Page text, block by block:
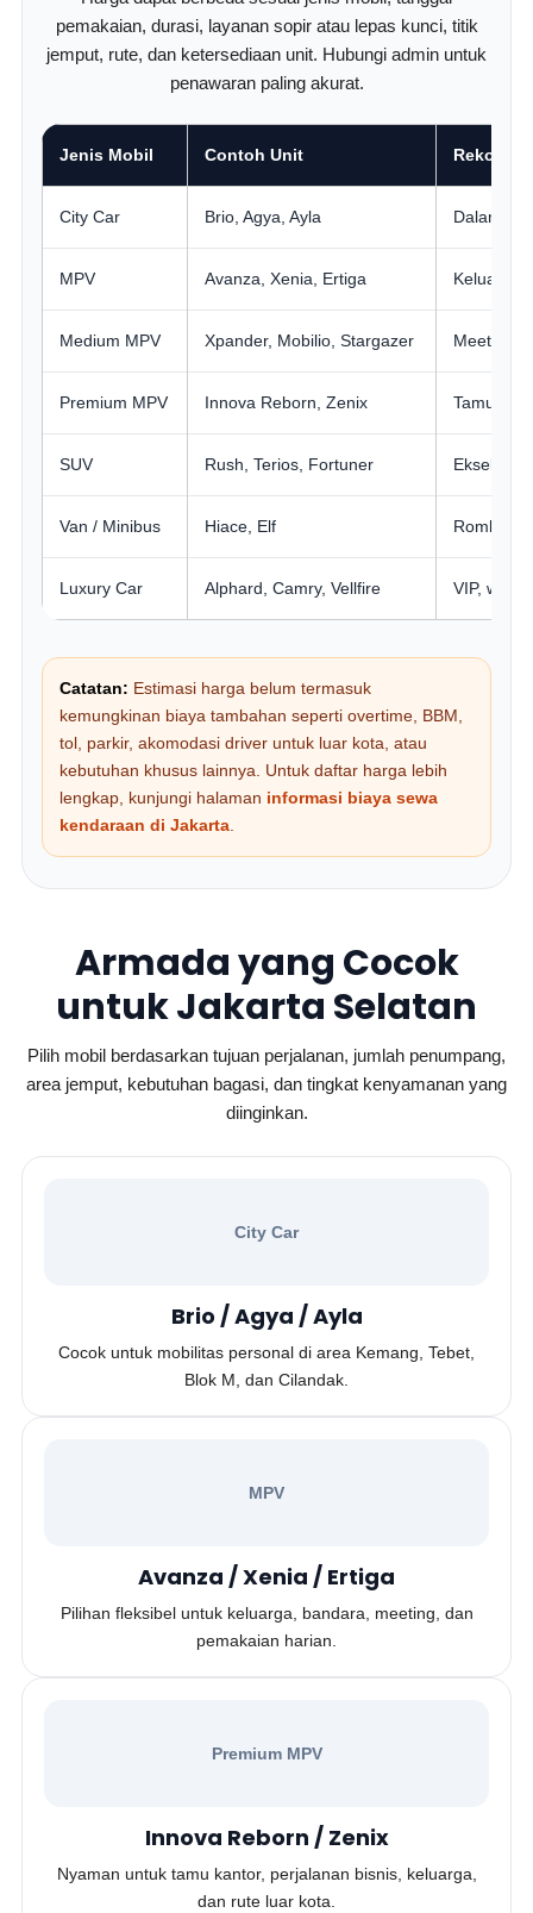
pemakaian, durasi, layanan sopir atau lepas kunci, titik
jemput, rute, dan ketersediaan unit. Hubungi admin untuk
penawaran paling akurat.
Jenis Mobil Contoh Unit
City Car Brio, Agya, Ayla Dalam
MPV Avanza, Xenia, Ertiga Keluarga,
Medium MPV Xpander, Mobilio, Stargazer Meeting,
Premium MPV Innova Reborn, Zenix Tamu
SUV Rush, Terios, Fortuner Eksekutif,
Van / Minibus Hiace, Elf
Luxury Car Alphard, Camry, Vellfire VIP,
Catatan: Estimasi harga belum termasuk
kemungkinan biaya tambahan seperti overtime, BBM,
tol, parkir, akomodasi driver untuk luar kota, atau
kebutuhan khusus lainnya. Untuk daftar harga lebih
lengkap, kunjungi halaman informasi biaya sewa
kendaraan di Jakarta
Armada yang Cocok
untuk Jakarta Selatan
Pilih mobil berdasarkan tujuan perjalanan, jumlah penumpang,
area jemput, kebutuhan bagasi, dan tingkat kenyamanan yang
diinginkan.
City Car
Brio / Agya / Ayla
Cocok untuk mobilitas personal di area Kemang, Tebet,
Blok M, dan Cilandak.
MPV
Avanza / Xenia / Ertiga
Pilihan fleksibel untuk keluarga, bandara, meeting, dan
pemakaian harian.
Premium MPV
Innova Reborn / Zenix
Nyaman untuk tamu kantor, perjalanan bisnis, keluarga,
dan rute luar kota.